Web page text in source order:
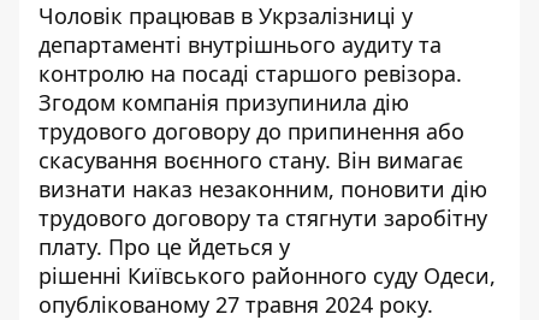
Чоловік працював в Укрзалізниці у
департаменті внутрішнього аудиту та
контролю на посаді старшого ревізора.
Згодом компанія призупинила дію
трудового договору до припинення або
скасування воєнного стану. Він вимагає
визнати наказ незаконним, поновити дію
трудового договору та стягнути заробітну
плату. Про це йдеться у
рішенні Київського районного суду Одеси,
опублікованому 27 травня 2024 року.